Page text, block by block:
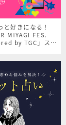
と好きになる！
MIYAGI FES.
by TGC」スペ